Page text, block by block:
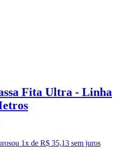
Fita Ultra - Linha
ou 1x de R$ 35,13 sem juros